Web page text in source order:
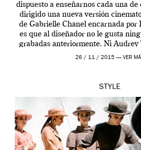
dispuesto a enseñarnos cada una
dirigido una nueva versión
de Gabrielle Chanel encarnada por
es que al diseñador no le gusta
grabadas anteriormente. Ni
McLaine ni ninguna otra.
26 / 11 / 2015 — VER
STYLE